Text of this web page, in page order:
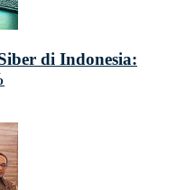
di Indonesia: